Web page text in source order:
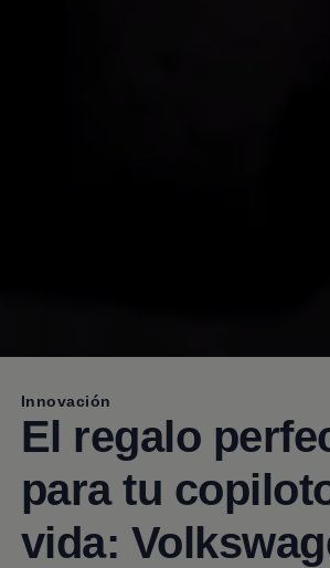
Innovación
El regalo
para tu
vida: